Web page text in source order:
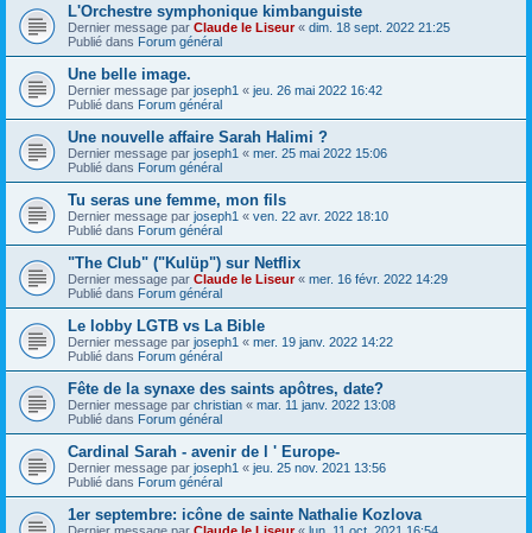
L'Orchestre symphonique kimbanguiste
Dernier message par Claude le Liseur« dim. 18 sept. 2022 21:25
Publié dans Forum général
Une belle image.
Dernier message par joseph1 « jeu. 26 mai 2022 16:42
Publié dans Forum général
Une nouvelle affaire Sarah Halimi ?
Dernier message par joseph1 « mer. 25 mai 2022 15:06
Publié dans Forum général
Tu seras une femme, mon fils
Dernier message par joseph1 « ven. 22 avr. 2022 18:10
Publié dans Forum général
"The Club" ("Kulüp") sur Netflix
Dernier message par Claude le Liseur« mer. 16 févr. 2022 14:29
Publié dans Forum général
Le lobby LGTB vs La Bible
Dernier message par joseph1 « mer. 19 janv. 2022 14:22
Publié dans Forum général
Fête de la synaxe des saints apôtres, date?
Dernier message par christian « mar. 11 janv. 2022 13:08
Publié dans Forum général
Cardinal Sarah - avenir de l ' Europe-
Dernier message par joseph1 « jeu. 25 nov. 2021 13:56
Publié dans Forum général
1er septembre: icône de sainte Nathalie Kozlova
Dernier message par Claude le Liseur« lun. 11 oct. 2021 16:54